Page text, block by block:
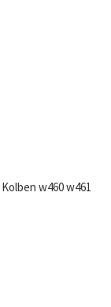
w460 w461